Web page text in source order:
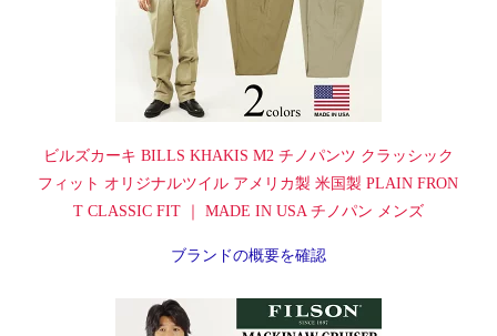
ビルズカーキ BILLS KHAKIS M2 チノパンツ クラッシック
フィット オリジナルツイル アメリカ製 米国製 PLAIN FRON
T CLASSIC FIT ｜ MADE IN USA チノパン メンズ
ブランドの概要を確認